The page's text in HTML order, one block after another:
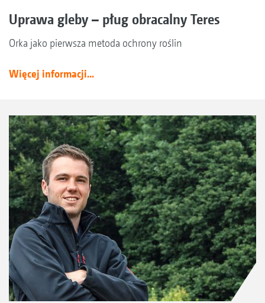
Uprawa gleby – pług obracalny Teres
Orka jako pierwsza metoda ochrony roślin
Więcej informacji...